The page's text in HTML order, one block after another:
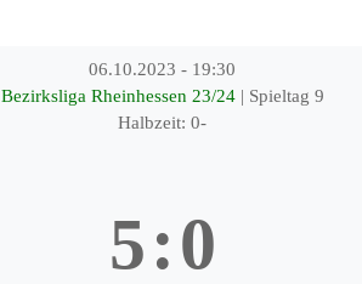
06.10.2023 - 19:30
Bezirksliga Rheinhessen 23/24 | Spieltag 9
Halbzeit: 0-
5:0